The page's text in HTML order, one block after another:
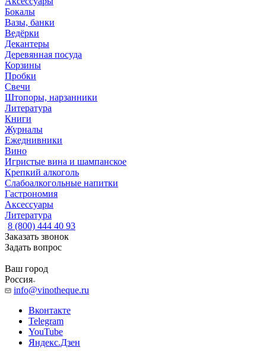
Бокалы
Вазы, банки
Ведёрки
Декантеры
Деревянная посуда
Корзины
Пробки
Свечи
Штопоры, нарзанники
Литература
Книги
Журналы
Ежеднивники
Вино
Игристые вина и шампанское
Крепкий алкоголь
Слабоалкогольные напитки
Гастрономия
Аксессуары
Литература
8 (800) 444 40 93
Заказать звонок
Задать вопрос
Ваш город
Россия
info@vinotheque.ru
Вконтакте
Telegram
YouTube
Яндекс.Дзен